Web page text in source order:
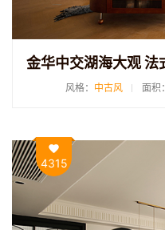
金华中交湖海大观
风格： 中古风 面积：
4315